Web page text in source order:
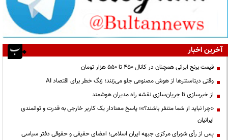
آخرین اخبار
قیمت‌ برنج ایرانی همچنان در کانال ۴۵۰ تا ۵۵۰ هزار تومان
وقتی دیتاسنترها از هوش مصنوعی جلو می‌زنند؛ زنگ خطر برای اقتصاد AI
از خبرسازی تا جریان‌سازی نقشه راه مدیران هوشمند
«چرا نباید از شما متنفر باشند؟»؛ پاسخ معنادار یک کاربر خارجی به قدرت و توانمندی
ایرانیان
پس از رأی شورای مرکزی جبهه ایران اسلامی؛ اعضای حقیقی و حقوقی دفتر سیاسی